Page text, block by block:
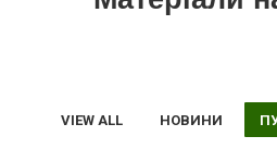
VIEW ALL НОВИНИ